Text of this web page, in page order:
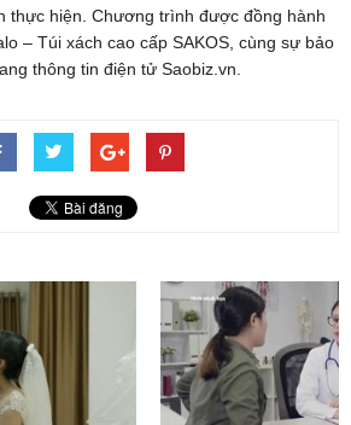
thực hiện. Chương trình được đồng hành
– Túi xách cao cấp SAKOS, cùng sự bảo
thông tin điện tử Saobiz.vn.